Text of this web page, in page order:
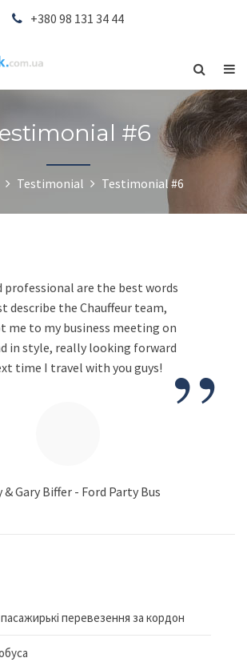
+380 98 131 34 44
#6
Testimonial Testimonial #6
professional are the best words
describe the Chauffeur team,
me to my business meeting on
in style, really looking forward
time I travel with you guys!
”
& Gary Biffer - Ford Party Bus
перевезення за кордон